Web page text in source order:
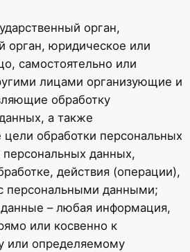
орган,
орган, юридическое или
самостоятельно или
лицами организующие и
обработку
а также
обработки персональных
персональных данных,
действия (операции),
персональными данными;
– любая информация,
или косвенно к
или определяемому